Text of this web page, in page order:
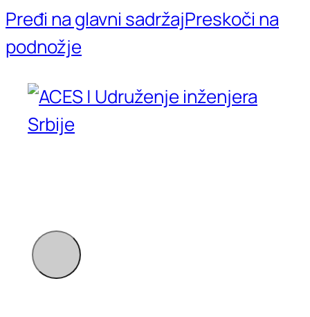
Pređi na glavni sadržajPreskoči na
podnožje